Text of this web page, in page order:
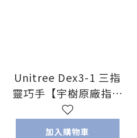
Unitree Dex3-1 三指
靈巧手【宇樹原廠指定
代理】
加入購物車